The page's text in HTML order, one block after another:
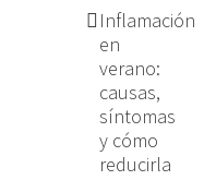
Inflamación
en
verano:
causas,
síntomas
y cómo
reducirla